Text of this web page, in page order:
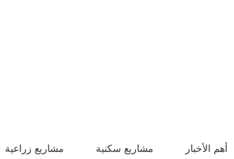
أهم الأخبار مشاريع سكنية مشاريع زراعية